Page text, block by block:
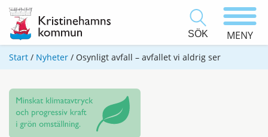
SÖK MENY
Start / Nyheter / Osynligt avfall – avfallet vi aldrig ser